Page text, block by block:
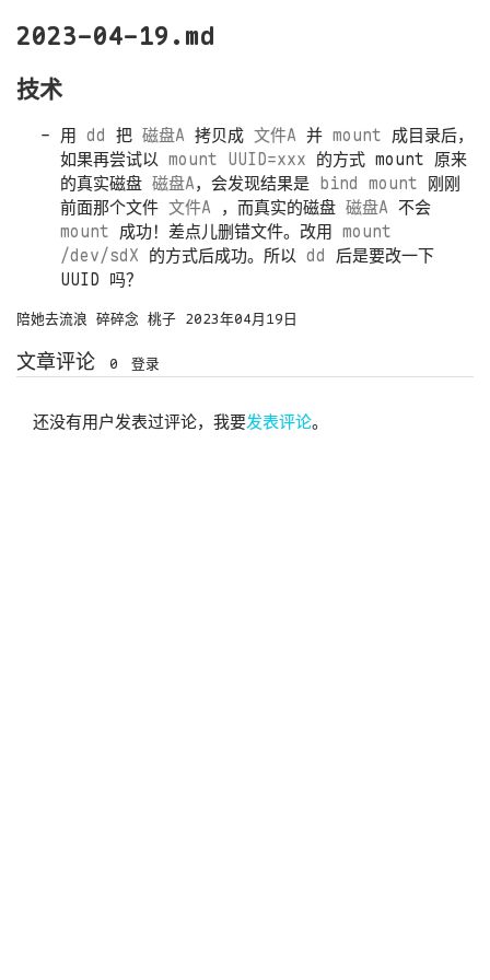
2023-04-19.md
技术
用 dd 把 磁盘A 拷贝成 文件A 并 mount 成目录后，
如果再尝试以 mount UUID=xxx 的方式 mount 原来
的真实磁盘 磁盘A，会发现结果是 bind mount 刚刚
前面那个文件 文件A ，而真实的磁盘 磁盘A 不会
mount 成功！差点儿删错文件。改用 mount
/dev/sdX 的方式后成功。所以 dd 后是要改一下
UUID 吗？
陪她去流浪 碎碎念 桃子 2023年04月19日
文章评论 0 登录
还没有用户发表过评论，我要发表评论。